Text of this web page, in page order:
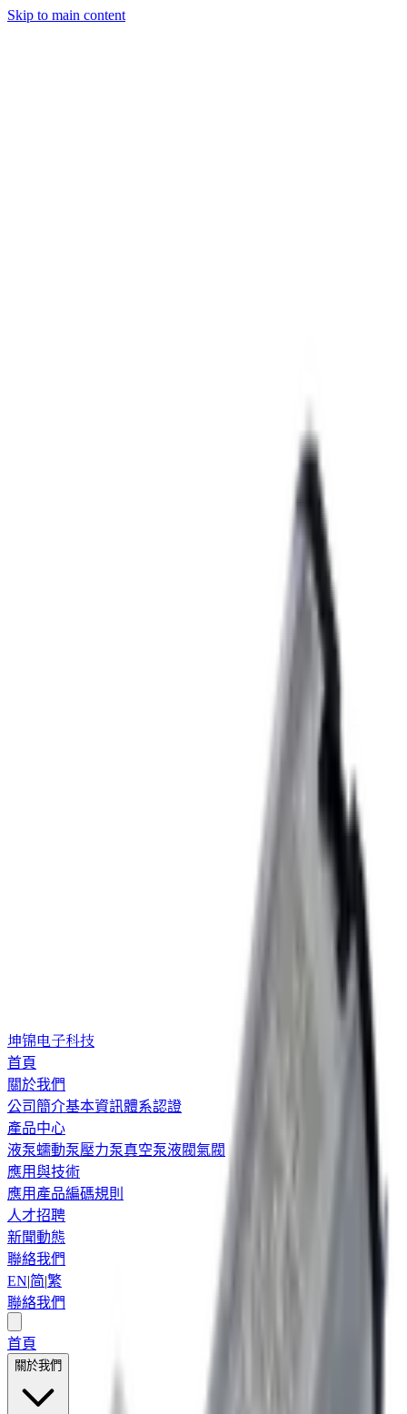
Skip to main content
坤锦电子科技
首頁
關於我們
公司簡介基本資訊體系認證
產品中心
液泵蠕動泵壓力泵真空泵液閥氣閥
應用與技術
應用 產品編碼規則
人才招聘
新聞動態
聯絡我們
EN|简|繁
聯絡我們
首頁
關於我們